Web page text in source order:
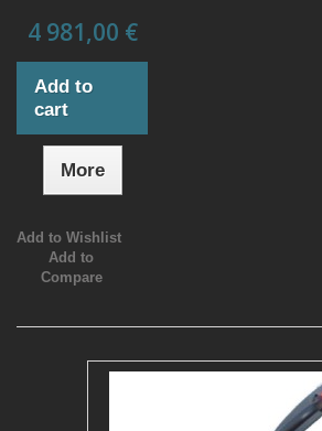
4 981,00 €
Add to
cart
More
Add to Wishlist
Add to
Compare